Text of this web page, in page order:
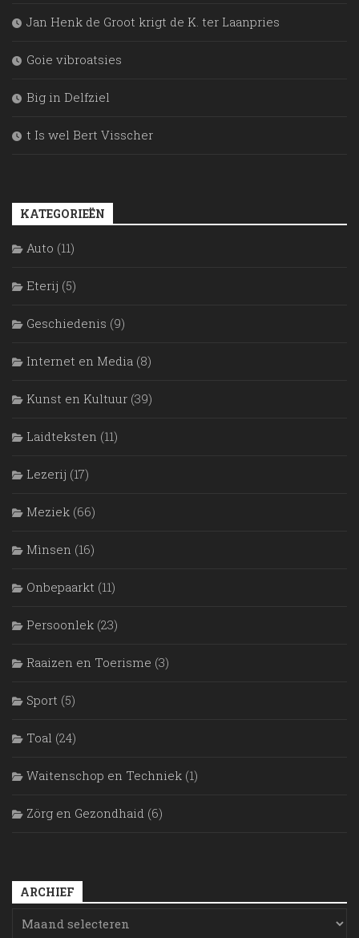
Jan Henk de Groot krigt de K. ter Laanpries
Goie vibroatsies
Big in Delfziel
t Is wel Bert Visscher
KATEGORIEËN
Auto (11)
Eterij (5)
Geschiedenis (9)
Internet en Media (8)
Kunst en Kultuur (39)
Laidteksten (11)
Lezerij (17)
Meziek (66)
Mìnsen (16)
Onbepaarkt (11)
Persoonlek (23)
Raaizen en Toerisme (3)
Sport (5)
Toal (24)
Waitenschop en Techniek (1)
Zörg en Gezondhaid (6)
ARCHIEF